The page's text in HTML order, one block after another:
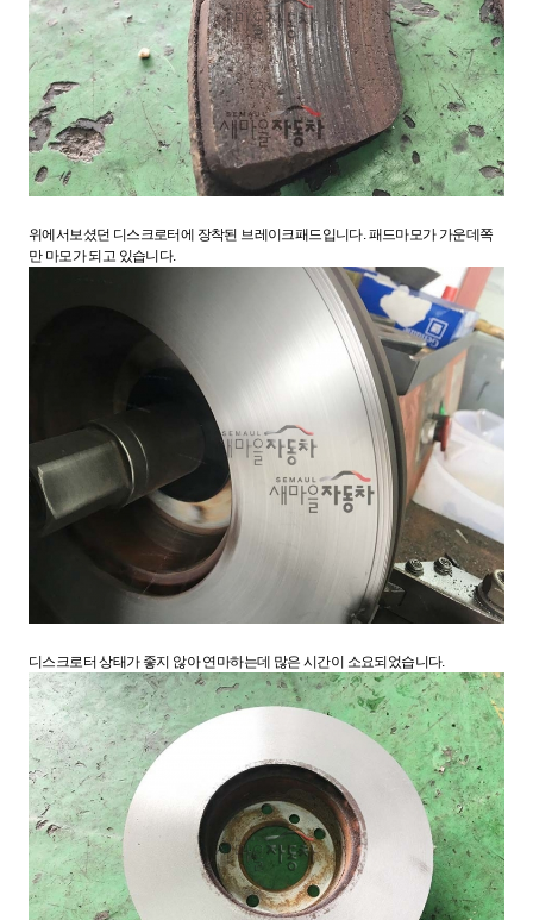
위에서보셨던 디스크로터에 장착된 브레이크패드입니다. 패드마모가 가운데쪽
만 마모가 되고 있습니다.
디스크로터 상태가 좋지 않아 연마하는데 많은 시간이 소요되었습니다.